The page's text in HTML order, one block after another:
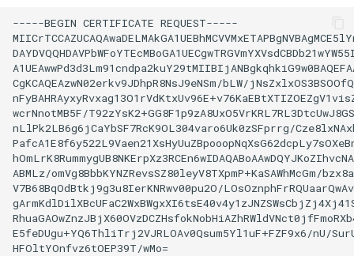
-----BEGIN CERTIFICATE REQUEST-----
CgKCAQEAzwN02erkv9JDhpR8NsJ9eNSm/bLW/
wcrNnotMB5F/
nLlPk2LB6g6jCaYbSF7RcK9OL304varo6Uk0zSFprrg/
ABMLz/omVg8BbbKYNZRevsSZ80leyV8TXpmP+KaSAWhMcGm/
V7B68BqOdBtkj9g3u8IerKNRwv00pu2O/
E5feDUgu+YQ6ThliTrj2VJRLOAv0Qsum5Yl1uF+FZF9x6/nU/
HFOltYOnfvz6tOEP39T/wMo=